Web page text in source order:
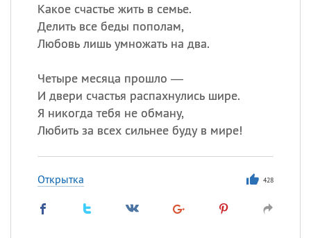
Какое счастье жить в семье.
Делить все беды пополам,
Любовь лишь умножать на два.
Четыре месяца прошло —
И двери счастья распахнулись шире.
Я никогда тебя не обману,
Любить за всех сильнее буду в мире!
Открытка 428